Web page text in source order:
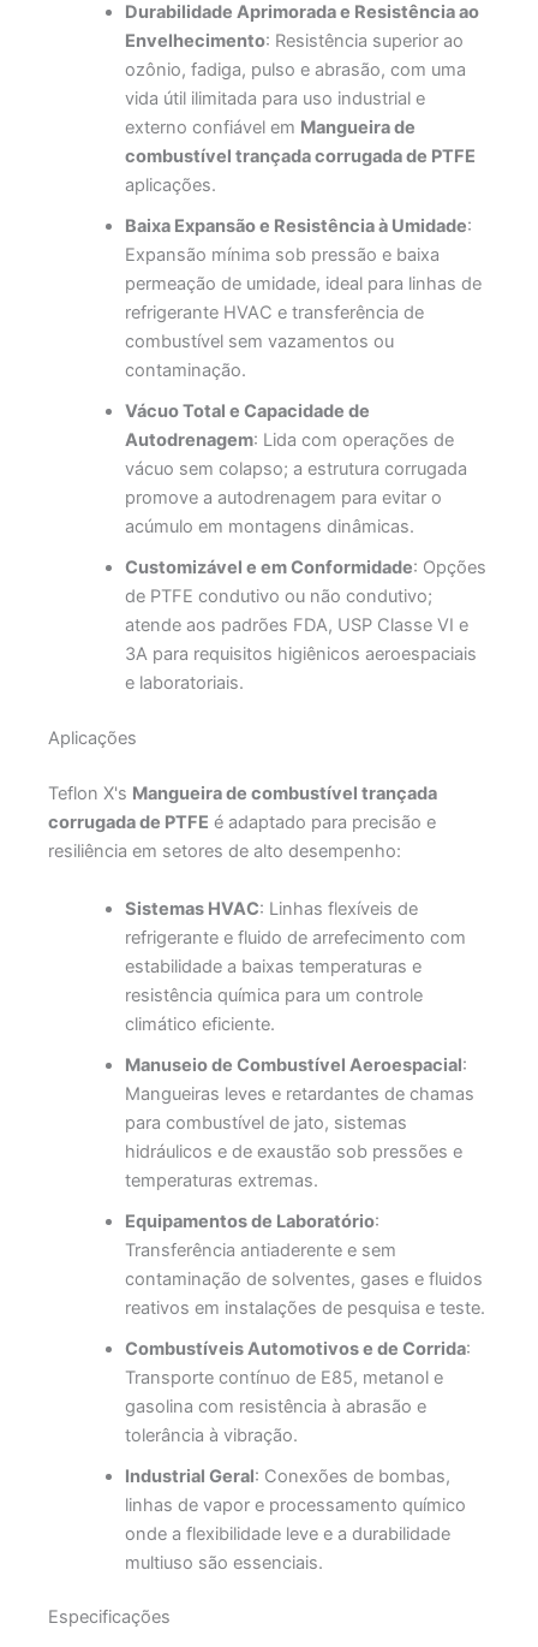
Durabilidade Aprimorada e Resistência ao
Envelhecimento: Resistência superior ao
ozônio, fadiga, pulso e abrasão, com uma
vida útil ilimitada para uso industrial e
externo confiável em Mangueira de
combustível trançada corrugada de PTFE
aplicações.
Baixa Expansão e Resistência à Umidade:
Expansão mínima sob pressão e baixa
permeação de umidade, ideal para linhas de
refrigerante HVAC e transferência de
combustível sem vazamentos ou
contaminação.
Vácuo Total e Capacidade de
Autodrenagem: Lida com operações de
vácuo sem colapso; a estrutura corrugada
promove a autodrenagem para evitar o
acúmulo em montagens dinâmicas.
Customizável e em Conformidade: Opções
de PTFE condutivo ou não condutivo;
atende aos padrões FDA, USP Classe VI e
3A para requisitos higiênicos aeroespaciais
e laboratoriais.
Aplicações
Teflon X's Mangueira de combustível trançada
corrugada de PTFE é adaptado para precisão e
resiliência em setores de alto desempenho:
Sistemas HVAC: Linhas flexíveis de
refrigerante e fluido de arrefecimento com
estabilidade a baixas temperaturas e
resistência química para um controle
climático eficiente.
Manuseio de Combustível Aeroespacial:
Mangueiras leves e retardantes de chamas
para combustível de jato, sistemas
hidráulicos e de exaustão sob pressões e
temperaturas extremas.
Equipamentos de Laboratório:
Transferência antiaderente e sem
contaminação de solventes, gases e fluidos
reativos em instalações de pesquisa e teste.
Combustíveis Automotivos e de Corrida:
Transporte contínuo de E85, metanol e
gasolina com resistência à abrasão e
tolerância à vibração.
Industrial Geral: Conexões de bombas,
linhas de vapor e processamento químico
onde a flexibilidade leve e a durabilidade
multiuso são essenciais.
Especificações